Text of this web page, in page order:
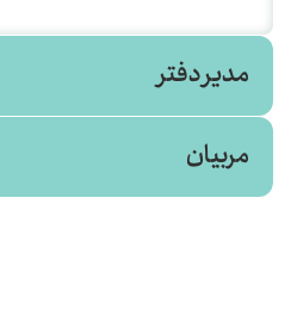
مدیر دفتر
مربیان